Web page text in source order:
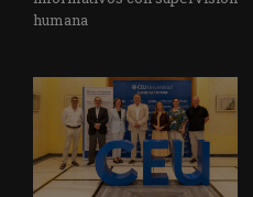
humana